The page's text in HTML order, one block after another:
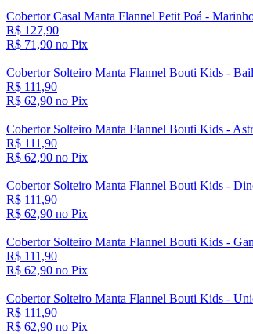
Cobertor Casal Manta Flannel Petit Poá -
R$ 127,90
R$ 71,90 no Pix
Cobertor Solteiro Manta Flannel Bouti Kids -
R$ 111,90
R$ 62,90 no Pix
Cobertor Solteiro Manta Flannel Bouti Kids -
R$ 111,90
R$ 62,90 no Pix
Cobertor Solteiro Manta Flannel Bouti Kids -
R$ 111,90
R$ 62,90 no Pix
Cobertor Solteiro Manta Flannel Bouti Kids -
R$ 111,90
R$ 62,90 no Pix
Cobertor Solteiro Manta Flannel Bouti Kids -
R$ 111,90
R$ 62,90 no Pix